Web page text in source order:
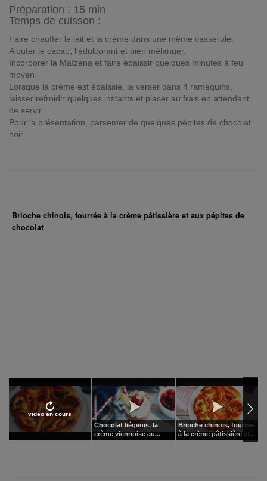
Préparation : 15 min
Temps de cuisson :
Faire chauffer le lait et la crème dans une même casserole.
Ajouter le cacao, l'édulcorant et bien mélanger.
Incorporer la Maïzena et faire épaissir quelques minutes à feu
moyen.
Lorsque la crème est épaissie, la verser dans 4 ramequins,
laisser refroidir quelques instants et placer au frais en attendant
de servir.
Pour la présentation, parsemer de quelques pépites de chocolat
noir.
Brioche chinois, fourrée à la crème pâtissière et aux pépites de
chocolat
vidéo en cours
Chocolat liégeois, la
crème viennoise au...
Brioche chinois, fourrée
à la crème pâtissière et...